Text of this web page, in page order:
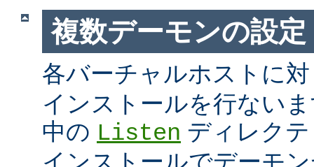
複数デーモンの設定
各バーチャルホストに
インストールを行ない
中の Listen ディレク